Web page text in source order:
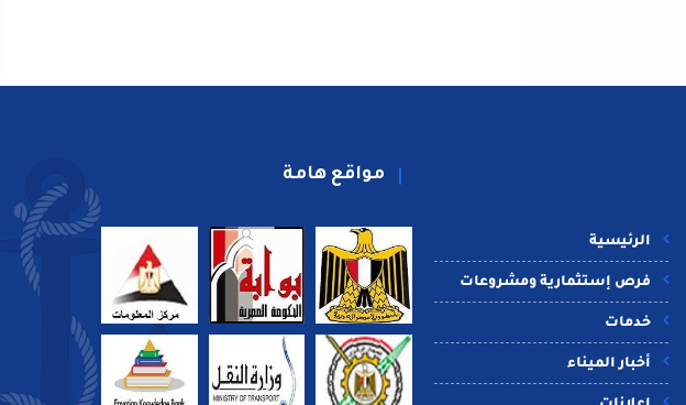
الرئيسية
فرص إستثمارية ومشروعات
خدمات
أخبار الميناء
مواقع هامة